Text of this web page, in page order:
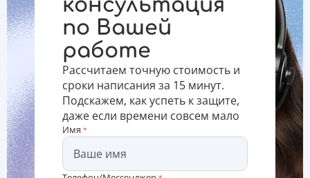
2-5
страниц
формата
подходящей
темы
дипломной
работы
При
темы
дипломной
р
Значение
расчета:
–
консультация
по Вашей
работе
Рассчитаем точную стоимость и
сроки написания за 15 минут.
Подскажем, как успеть к защите,
даже если времени совсем мало
Имя *